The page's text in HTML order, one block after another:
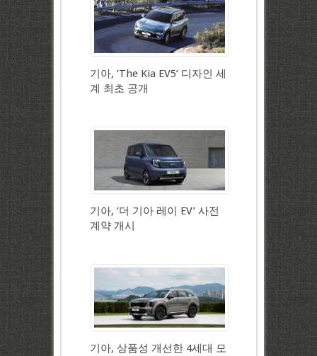
기아, ‘The Kia EV5’ 디자인 세
계 최초 공개
기아, ‘더 기아 레이 EV’ 사전
계약 개시
기아, 상품성 개선한 4세대 모